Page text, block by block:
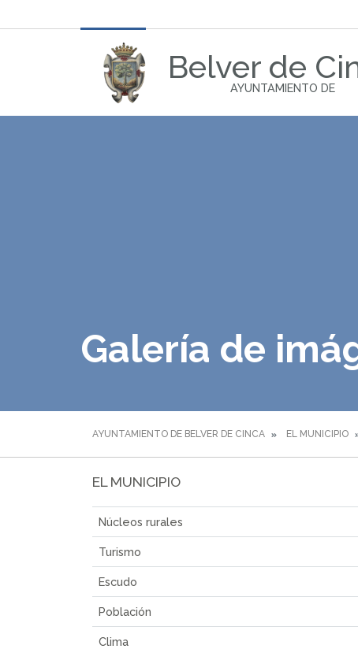
Belver de
AYUNTAMIENTO DE
Galería de
AYUNTAMIENTO DE BELVER DE CINCA EL MUNICIPIO
EL MUNICIPIO
Núcleos rurales
Turismo
Escudo
Población
Clima